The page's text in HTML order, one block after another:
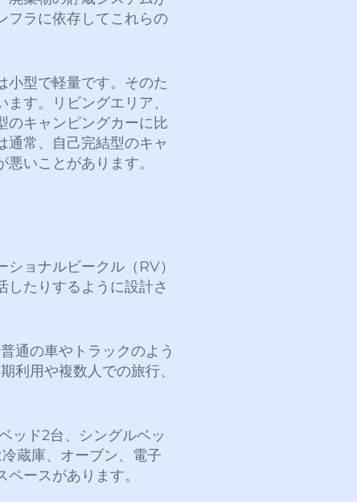
フラに依存してこれらの
小型で軽量です。そのた
す。リビングエリア、
のキャンピングカーに比
通常、自己完結型のキャ
いことがあります。
ョナルビークル（RV）
たりするように設計さ
通の車やトラックのよう
利用や複数人での旅行、
ッド2台、シングルベッ
蔵庫、オーブン、電子
ースがあります。